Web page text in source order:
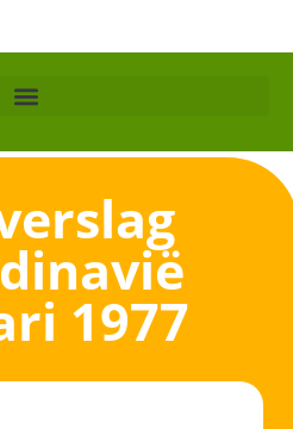
1977